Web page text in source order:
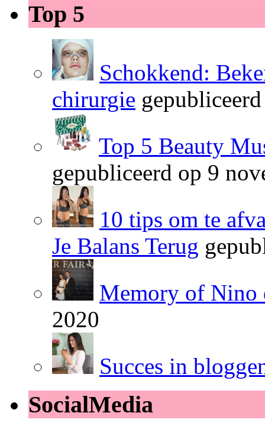
Top 5
Schokkend:
chirurgie
Top 5 Beauty
gepubliceerd op 9
10 tips om te
Je Balans Terug
Memory of Nino
2020
Succes in
SocialMedia